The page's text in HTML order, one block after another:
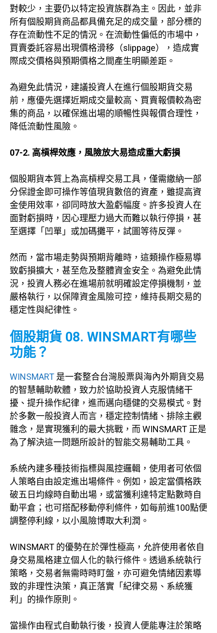
對較少，主要仍以特定投資族群為主。因此，並非
所有個股期貨商品都具備充足的成交量，部分標的
存在流動性不足的情況。在流動性偏低的市場中，
買賣委託容易出現價格滑移（slippage），造成實
際成交價格與預期價格之間產生明顯差距。
為避免此情況，建議投資人在進行個股期貨交易
前，應優先選擇近期成交量較高、買賣報價較為密
集的商品，以確保進出場的順暢性與報價合理性，
降低流動性風險。
07-2. 高槓桿效應，風險放大易造成重大虧損
個股期貨本質上為高槓桿交易工具，僅需繳納一部
分保證金即可操作等值現貨數倍的資產，雖提高資
金使用效率，卻同時放大盈虧幅度。許多投資人在
面對虧損時，因心理壓力過大而難以執行停損，甚
至選擇「凹單」或加碼攤平，試圖等待反彈。
然而，當市場走勢與預期背離時，這類操作極易導
致虧損擴大，甚至危及整體資金安全。為避免此情
況，投資人務必在進場前就明確設定停損機制，並
嚴格執行，以保障資金風險可控，維持長期交易的
穩定性與紀律性。
個股期貨 08. WINSMART有哪些
功能？
WINSMART 是一套整合台灣股票與海內外期貨交易
的智慧輔助軟體，致力於協助投資人克服情緒干
擾、提升操作紀律，進而邁向穩健的交易模式。對
於多數一般投資人而言，穩定控制情緒、排除主觀
雜念，是實現獲利的最大挑戰，而 WINSMART 正是
為了解決這一問題所設計的智能交易輔助工具。
系統內建多種技術指標與風控邏輯，使用者可依個
人策略自由設定進出場條件。例如，設定當價格跌
破五日均線時自動出場，或當獲利達特定點數時自
動平倉；也可搭配移動停利條件，如每前進100點便
調整停利線，以小風險博取大利潤。
WINSMART 的優勢在於彈性極高，允許使用者依自
身交易風格建立個人化的執行條件。透過系統執行
策略，交易者無需時時盯盤，亦可避免情緒因素導
致的非理性決策，真正落實「紀律交易、系統獲
利」的操作原則。
當操作由程式自動執行後，投資人便能專注於策略